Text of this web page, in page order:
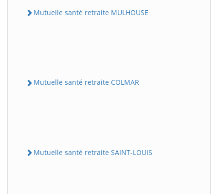
Mutuelle santé retraite MULHOUSE
Mutuelle santé retraite COLMAR
Mutuelle santé retraite SAINT-LOUIS